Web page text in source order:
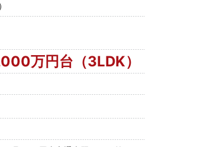
万円台（3LDK）